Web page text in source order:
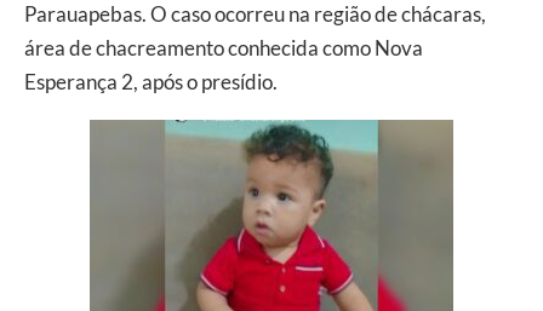
Parauapebas. O caso ocorreu na região de chácaras,
área de chacreamento conhecida como Nova
Esperança 2, após o presídio.